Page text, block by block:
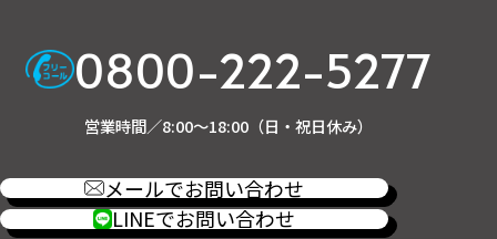
0800-222-5277
営業時間／8:00～18:00（日・祝日休み）
メールでお問い合わせ
LINEでお問い合わせ